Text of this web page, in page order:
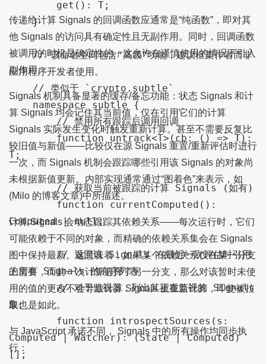
    }
    // 该命名空间包含“高级”功能，建议框架作者而非
应用程序开发者使用。
    namespace subtle {
        // 禁用所有跟踪后调用回调
        function untrack<T>(cb: () => T):
T;
        // 获取当前被跟踪的计算 Signals (如有)
        function currentComputed():
Computed | null;
        // 返回该 Signals 在最近一次评估时引用
的所有 Signals 的有序列表
        // 对于监视器，列出其正在监视的 Signals
集。
Computed | Watcher): (State | Computed)
[];
传递给计算 Signals 的回调函数应通常是“纯函数”，即对其
他 Signals 的访问具有确定性且无副作用。同时，回调函数
被调用的时机是确定性的，这允许在谨慎使用的情况下引入
副作用。
Signals 机制具备显著的缓存/备忘功能：状态 Signals 和计
算 Signals 均会记住其当前值，仅在引用它们的计算
Signals 实际发生变化时触发重新计算。甚至不需要反复比
较旧值与新值——比较仅在源 Signals 重置/重新评估时进行
一次，而 Signals 机制会跟踪哪些引用该 Signals 的对象尚
未根据新值更新。内部实现通常通过“图着色”来表示，如
(Milo 的博客文章)中所描述。
计算 Signals 会动态跟踪其依赖关系——每次运行时，它们
可能依赖于不同的对象，而精确的依赖关系集会在 Signals
图中保持最新。这意味着，如果某个依赖关系仅在某一分支
上需要，而前一次计算选择了另一分支，那么对该暂时未使
用的值的更改不会导致计算 Signals 被重新计算，即使被拉
取也是如此。
与 JavaScript 承诺不同， Signals 中的所有操作均同步执
行：